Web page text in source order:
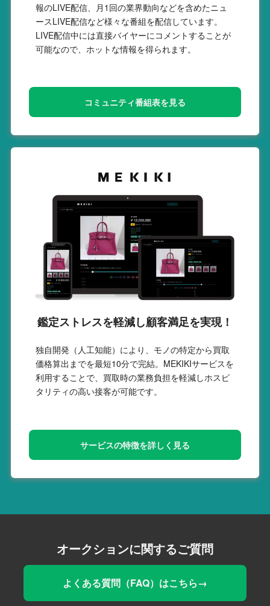
報のLIVE配信、月1回の業界動向などを含めたニュ
ースLIVE配信など様々な番組を配信しています。
LIVE配信中には直接バイヤーにコメントすることが
可能なので、ホットな情報を得られます。
コミュニティ番組表を見る
鑑定ストレスを軽減し顧客満足を実現！
独自開発（人工知能）により、モノの特定から買取
価格算出までを最短10分で完結。MEKIKIサービスを
利用することで、買取時の業務負担を軽減しホスピ
タリティの高い接客が可能です。
サービスの特徴を詳しく見る
オークションに関するご質問
よくある質問（FAQ）はこちら→